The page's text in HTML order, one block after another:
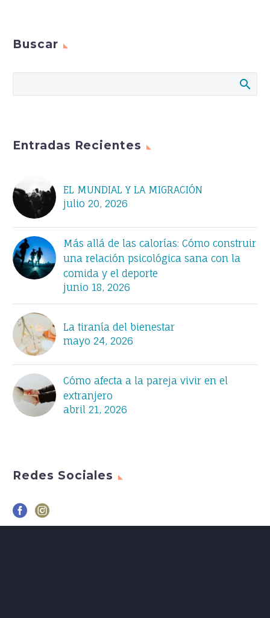
Buscar
Entradas Recientes
EL MUNDIAL Y LA MIGRACIÓN
julio 20, 2026
Más allá de las calorías: Cómo construir
una relación psicológica sana con la
comida y el deporte
junio 18, 2026
La tiranía del bienestar
mayo 24, 2026
Cómo afecta a la pareja vivir en el
extranjero
abril 21, 2026
Redes Sociales